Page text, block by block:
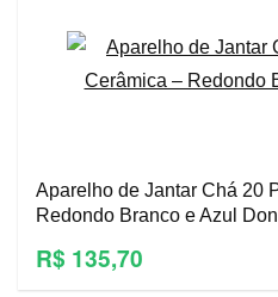
Aparelho de Jantar Chá 20
Redondo Branco e Azul
R$ 135,70